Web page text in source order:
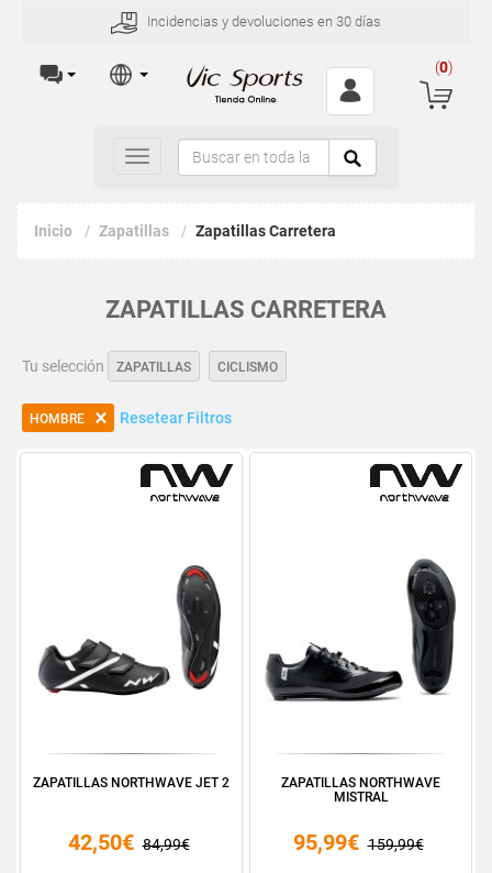
Incidencias y devoluciones en 30 días
(0)
Toggle
navigation
Inicio Zapatillas Zapatillas Carretera
ZAPATILLAS CARRETERA
Tu selección ZAPATILLAS CICLISMO
HOMBRE Resetear Filtros
ZAPATILLAS NORTHWAVE JET 2
42,50€ 84,99€
ZAPATILLAS NORTHWAVE
MISTRAL
95,99€ 159,99€